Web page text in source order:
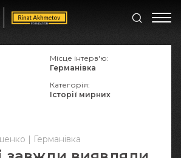
| Германівка
Місце інтерв'ю:
Германівка
Категорія:
Історії мирних